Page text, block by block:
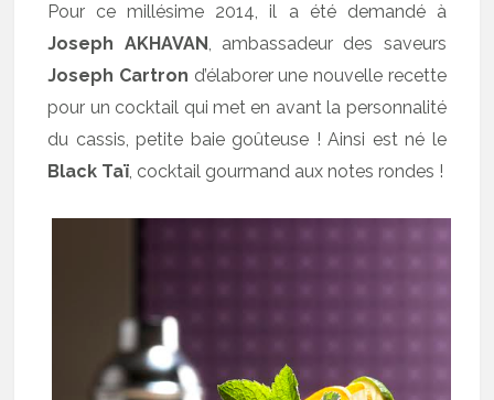
Pour ce millésime 2014, il a été demandé à
Joseph AKHAVAN, ambassadeur des saveurs
Joseph Cartron d’élaborer une nouvelle recette
pour un cocktail qui met en avant la personnalité
du cassis, petite baie goûteuse ! Ainsi est né le
Black Taï, cocktail gourmand aux notes rondes !